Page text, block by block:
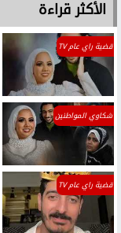
الأكثر قراءة
قضية راي عام TV
شكاوي المواطنين
قضية راي عام TV